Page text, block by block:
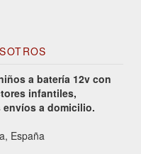
a batería 12v con
infantiles,
envíos a domicilio.
España